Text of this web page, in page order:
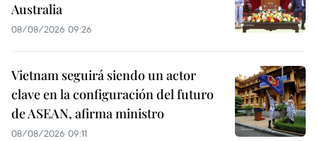
Australia
08/08/2026 09:26
Vietnam seguirá siendo un actor
clave en la configuración del futuro
de ASEAN, afirma ministro
08/08/2026 09:11